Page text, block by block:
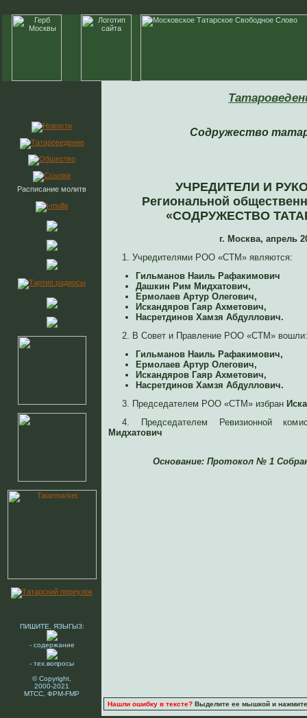
Расписание молитв
ПИШИТЕ, ЯЗЫГЫЗ:
- содержание
- тех.вопросы
© Copyright,
2000-2021
МТСС, ФРМ-FMP
Содружество
УЧРЕДИТЕЛИ И
Региональной
«СОДРУЖЕСТВО
г. Москва, апрель
1. Учредителями РОО «СТМ» являются:
Гильманов Наиль Рафакимович
Дашкин Рим Мидхатович,
Ермолаев Артур Олегович,
Искандяров Гаяр Ахметович,
Насретдинов Хамзя Абдуллович.
2. В Совет и Правление РОО «СТМ» вошли:
Гильманов Наиль Рафакимович,
Ермолаев Артур Олегович,
Искандяров Гаяр Ахметович,
Насретдинов Хамзя Абдуллович.
3. Председателем РОО «СТМ» избран
4. Председателем Ревизионной
Мидхатович
Основание: Протокол № 1
Нашли ошибку в тексте?Выделите ее мышкой и нажмите